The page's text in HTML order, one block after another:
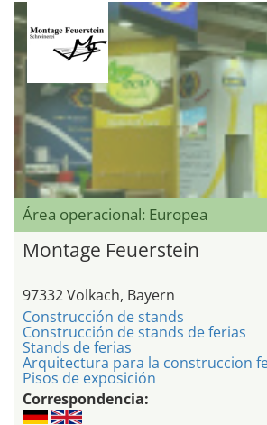
Área operacional: Europea
Montage Feuerstein
97332 Volkach, Bayern
Construcción de stands
Construcción de stands de ferias
Stands de ferias
Arquitectura para la construccion
Pisos de exposición
Correspondencia: